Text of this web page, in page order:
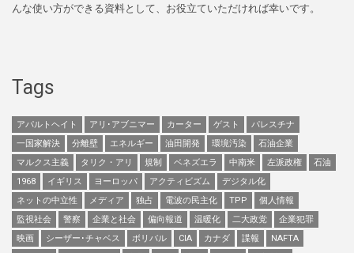
んな使い方ができる資料として、お役立ていただければ幸いです。
Tags
アパルトヘイト アリ･アブニマー カーター ゲスト
パレスチナ
一国家解決
分離壁 エネルギー 油田開発 環境汚染
石油企業
マルクス主義
タリク・アリ 規制 ベネズエラ 中南米 左派政権
石油
1968
イギリス ヨーロッパ アクティビズム
デジタル化
ネットの中立性
メディア 独占 電波の民主化 TPP
個人情報
監視社会
警察 企業と社会 偏向報道 温暖化 二大政党
企業犯罪
映画
シーザー･チャベス ボリバル CIA カナダ 諜報
NAFTA